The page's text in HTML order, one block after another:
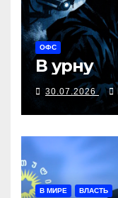
ОФС
В урну
30.07.2026
В МИРЕ ВЛАСТЬ